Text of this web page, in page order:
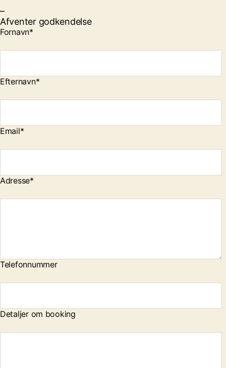
–
Afventer godkendelse
Fornavn*
Efternavn*
Email*
Adresse*
Telefonnummer
Detaljer om booking